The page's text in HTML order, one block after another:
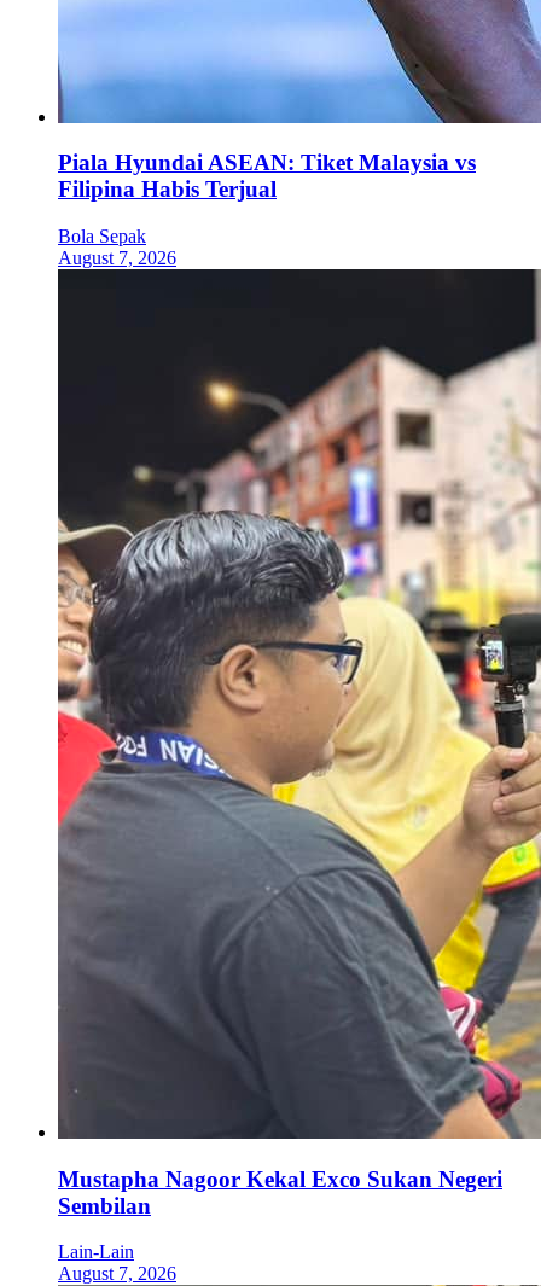
Piala Hyundai ASEAN: Tiket Malaysia vs
Filipina Habis Terjual
Bola Sepak
August 7, 2026
Mustapha Nagoor Kekal Exco Sukan Negeri
Sembilan
Lain-Lain
August 7, 2026